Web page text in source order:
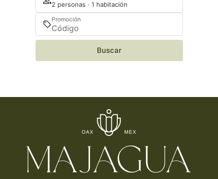
2 personas · 1 habitación
Promoción
Buscar